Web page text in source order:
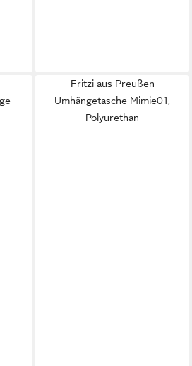
Fritzi aus Preußen
Umhängetasche Mimie01,
Polyurethan